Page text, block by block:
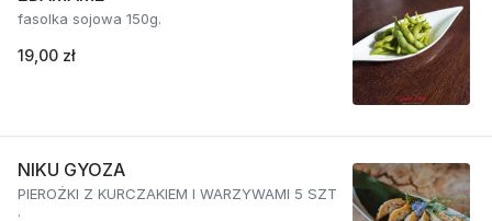
fasolka sojowa 150g.
19,00 zł
NIKU GYOZA
PIEROŻKI Z KURCZAKIEM I WARZYWAMI 5 SZT
.